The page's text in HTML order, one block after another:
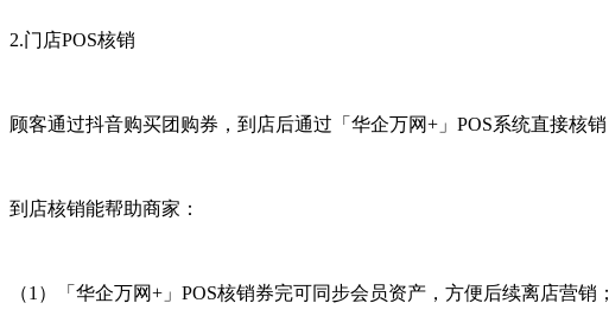
2.门店POS核销
顾客通过抖音购买团购券，到店后通过 「华企万网+ 」 POS系统直接核
到店核销能帮助商家：
（1 ） 「华企万网+ 」 POS核销券完可同步会员资产，方便后续离店营销；